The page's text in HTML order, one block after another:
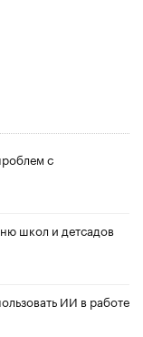
с
школ и детсадов
ИИ в работе